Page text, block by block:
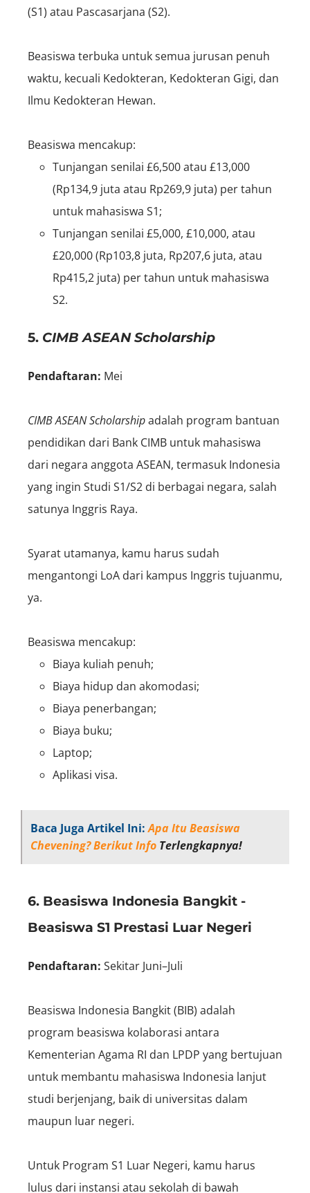
(S1) atau Pascasarjana (S2).
Beasiswa terbuka untuk semua jurusan penuh
waktu, kecuali Kedokteran, Kedokteran Gigi, dan
Ilmu Kedokteran Hewan.
Beasiswa mencakup:
Tunjangan senilai £6,500 atau £13,000
(Rp134,9 juta atau Rp269,9 juta) per tahun
untuk mahasiswa S1;
Tunjangan senilai £5,000, £10,000, atau
£20,000 (Rp103,8 juta, Rp207,6 juta, atau
Rp415,2 juta) per tahun untuk mahasiswa
S2.
5. CIMB ASEAN Scholarship
Pendaftaran: Mei
CIMB ASEAN Scholarshipadalah program bantuan
pendidikan dari Bank CIMB untuk mahasiswa
dari negara anggota ASEAN, termasuk Indonesia
yang ingin Studi S1/S2 di berbagai negara, salah
satunya Inggris Raya.
Syarat utamanya, kamu harus sudah
mengantongi LoA dari kampus Inggris tujuanmu,
ya.
Beasiswa mencakup:
Biaya kuliah penuh;
Biaya hidup dan akomodasi;
Biaya penerbangan;
Biaya buku;
Laptop;
Aplikasi visa.
Baca Juga Artikel Ini:Apa Itu Beasiswa
Chevening? Berikut Info Terlengkapnya!
6. Beasiswa Indonesia Bangkit -
Beasiswa S1 Prestasi Luar Negeri
Pendaftaran: Sekitar Juni–Juli
Beasiswa Indonesia Bangkit (BIB) adalah
program beasiswa kolaborasi antara
Kementerian Agama RI dan LPDP yang bertujuan
untuk membantu mahasiswa Indonesia lanjut
studi berjenjang, baik di universitas dalam
maupun luar negeri.
Untuk Program S1 Luar Negeri, kamu harus
lulus dari instansi atau sekolah di bawah